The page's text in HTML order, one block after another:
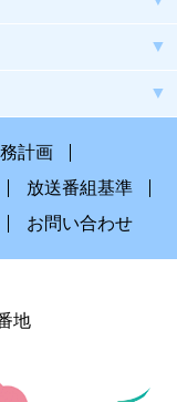
計画
放送番組基準
お問い合わせ
地